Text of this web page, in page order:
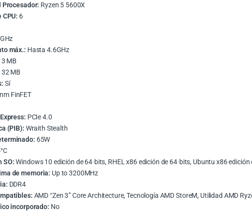
Procesador: Ryzen 5 5600X
CPU: 6
máx.: Hasta 4.6GHz
3 MB
32 MB
Sí
FinFET
PCIe 4.0
(PIB): Wraith Stealth
65W
SO:Windows 10 edición de 64·bits, RHEL x86 edición de 64·bits, Ubuntu x86 edición
de memoria: Up to 3200MHz
DDR4
AMD “Zen 3” Core Architecture, Tecnología AMD StoreM, Utilidad AMD
incorporado: No